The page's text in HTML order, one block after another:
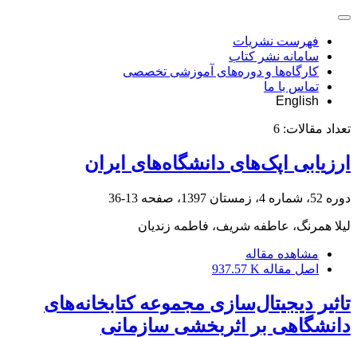
فهرست نشریات
سامانه نشر کتاب
کارگاه‌ها و دوره‌های آموزشی تخصصی
تماس با ما
English
تعداد مقالات: 6
ارزیابی اپک‌های دانشگاه‌های ایران
دوره 52، شماره 4، زمستان 1397، صفحه 13-36
لیلا همرنگ، عاطفه شریف، فاطمه زندیان
مشاهده مقاله
اصل مقاله 937.57 K
تاثیر دیجیتال‌سازی مجموعه کتابخانه‌های
دانشگاهی بر اثربخشی سازمانی